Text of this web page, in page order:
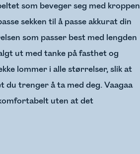
som beveger seg med kroppen
sekken til å passe akkurat din
som passer best med lengden
ut med tanke på fasthet og
lommer i alle størrelser, slik at
du trenger å ta med deg. Vaagaa
uten at det